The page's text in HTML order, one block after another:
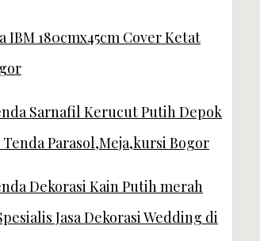
IBM 180cmx45cm Cover Ketat
Sarnafil Kerucut Putih Depok
Parasol,Meja,kursi Bogor
Dekorasi Kain Putih merah
Jasa Dekorasi Wedding di